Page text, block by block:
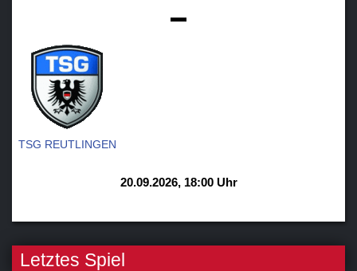
TSG REUTLINGEN
20.09.2026, 18:00 Uhr
Letztes Spiel